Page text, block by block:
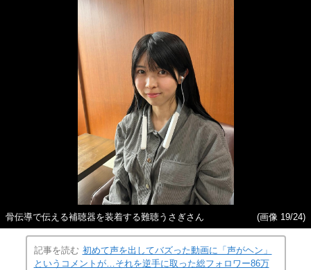
骨伝導で伝える補聴器を装着する難聴うさぎさん (画像 19/24)
記事を読む 初めて声を出してバズった動画に「声がヘン」
というコメントが…それを逆手に取った総フォロワー86万